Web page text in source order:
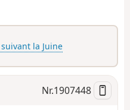
suivant la Juine
Nr.1907448